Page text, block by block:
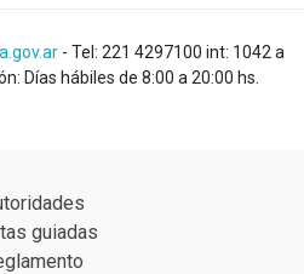
- Tel: 221 4297100 int: 1042 a
Días hábiles de 8:00 a 20:00 hs.
guiadas